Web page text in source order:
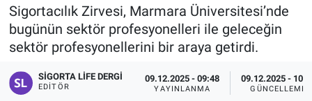
Sigortacılık Zirvesi, Marmara Üniversitesi’nde
bugünün sektör profesyonelleri ile geleceğin
sektör profesyonellerini bir araya getirdi.
SIGORTA LIFE DERGI
EDITÖR
09.12.2025 - 09:48
YAYINLANMA
09.12.2025 -
GÜNCELLEME
Tüm Manşetler